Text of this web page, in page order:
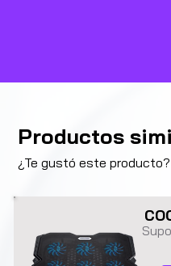
Productos
¿Te gustó este